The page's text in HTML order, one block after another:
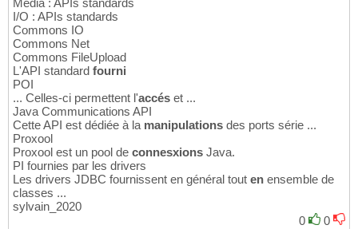
Média : APIs standards
I/O : APIs standards
Commons IO
Commons Net
Commons FileUpload
L'API standard fourni
POI
... Celles-ci permettent l'accés et ...
Java Communications API
Cette API est dédiée à la manipulations des ports série ...
Proxool
Proxool est un pool de connesxions Java.
PI fournies par les drivers
Les drivers JDBC fournissent en général tout en ensemble de
classes ...
sylvain_2020
0
0